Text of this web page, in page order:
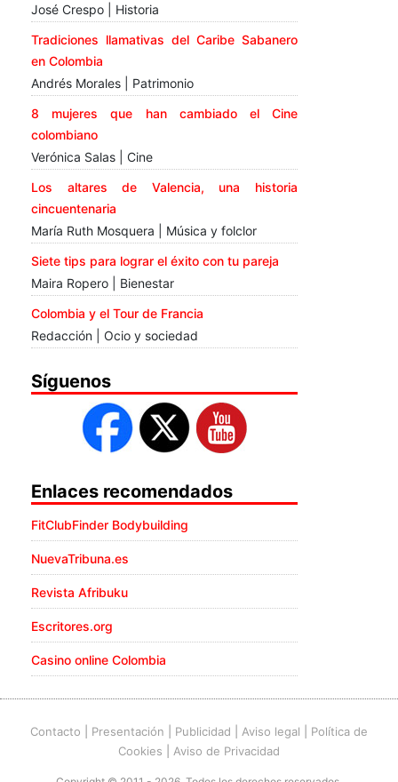
José Crespo | Historia
Tradiciones llamativas del Caribe Sabanero
en Colombia
Andrés Morales | Patrimonio
8 mujeres que han cambiado el Cine
colombiano
Verónica Salas | Cine
Los altares de Valencia, una historia
cincuentenaria
María Ruth Mosquera | Música y folclor
Siete tips para lograr el éxito con tu pareja
Maira Ropero | Bienestar
Colombia y el Tour de Francia
Redacción | Ocio y sociedad
Síguenos
Enlaces recomendados
FitClubFinder Bodybuilding
NuevaTribuna.es
Revista Afribuku
Escritores.org
Casino online Colombia
Contacto Presentación Publicidad Aviso legal
Política de
Cookies
Aviso de Privacidad